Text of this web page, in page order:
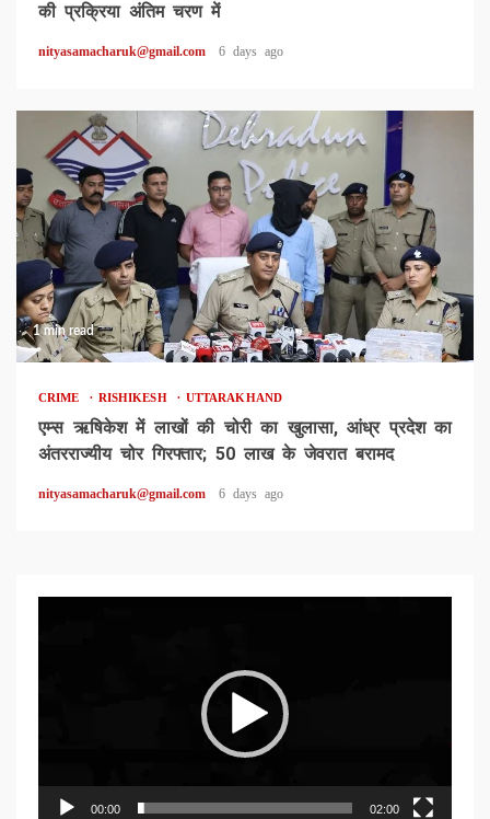
की प्रक्रिया अंतिम चरण में
nityasamacharuk@gmail.com 6 days ago
1 min read
CRIME RISHIKESH UTTARAKHAND
एम्स ऋषिकेश में लाखों की चोरी का खुलासा, आंध्र प्रदेश का
अंतरराज्यीय चोर गिरफ्तार; 50 लाख के जेवरात बरामद
nityasamacharuk@gmail.com 6 days ago
00:00 02:00